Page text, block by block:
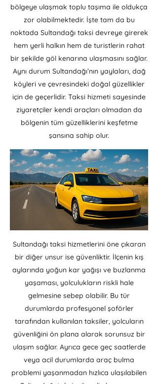
bölgeye ulaşmak toplu taşıma ile oldukça
zor olabilmektedir. İşte tam da bu
noktada Sultandağı taksi devreye girerek
hem yerli halkın hem de turistlerin rahat
bir şekilde göl kenarına ulaşmasını sağlar.
Aynı durum Sultandağı’nın yaylaları, dağ
köyleri ve çevresindeki doğal güzellikler
için de geçerlidir. Taksi hizmeti sayesinde
ziyaretçiler kendi araçları olmadan da
bölgenin tüm güzelliklerini keşfetme
şansına sahip olur.
Sultandağı taksi hizmetlerini öne çıkaran
bir diğer unsur ise güvenliktir. İlçenin kış
aylarında yoğun kar yağışı ve buzlanma
yaşaması, yolculukların riskli hale
gelmesine sebep olabilir. Bu tür
durumlarda profesyonel şoförler
tarafından kullanılan taksiler, yolcuların
güvenliğini ön plana alarak sorunsuz bir
ulaşım sağlar. Ayrıca gece geç saatlerde
veya acil durumlarda araç bulma
problemi yaşanmadan hızlıca ulaşılabilen